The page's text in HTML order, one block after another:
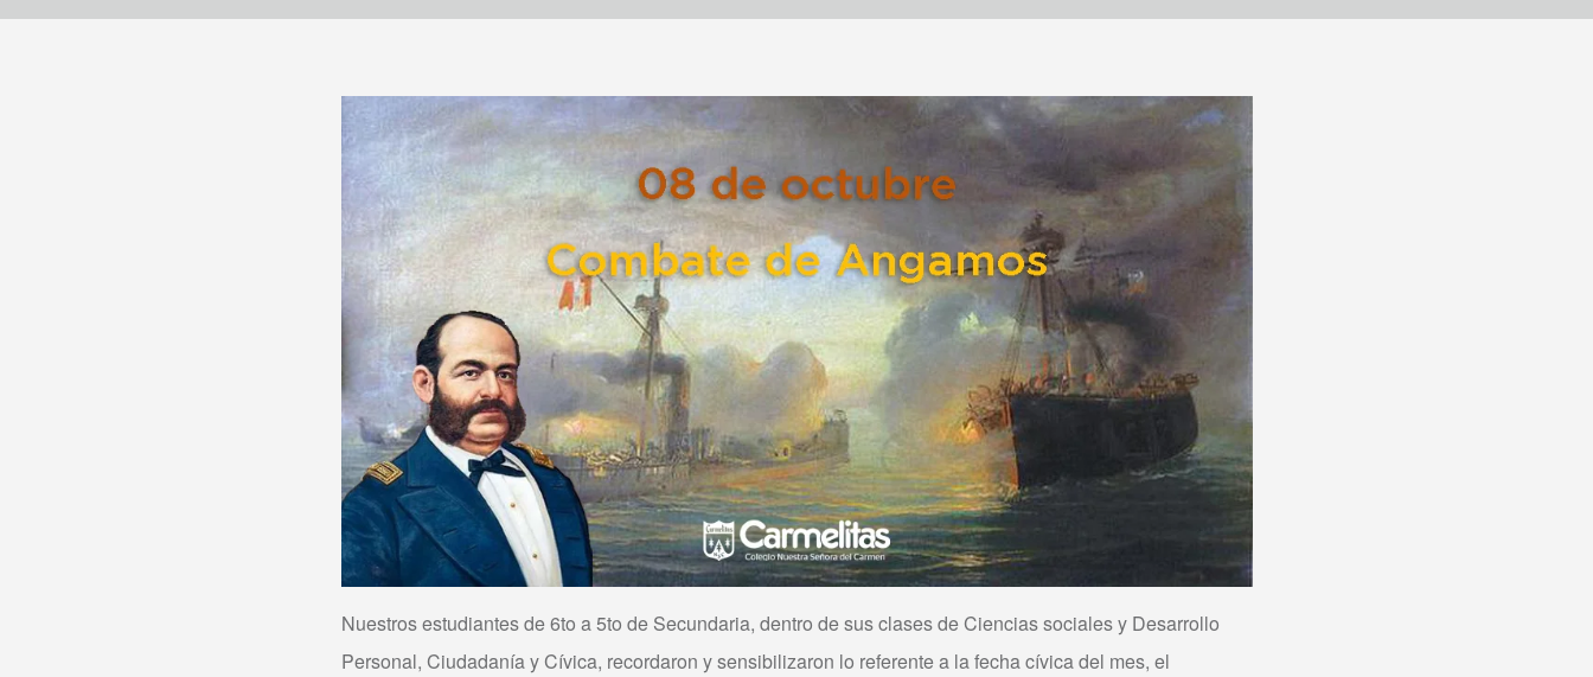
Nuestros estudiantes de 6to a 5to de Secundaria, dentro de sus clases de Ciencias sociales y Desarrollo
Personal, Ciudadanía y Cívica, recordaron y sensibilizaron lo referente a la fecha cívica del mes, el